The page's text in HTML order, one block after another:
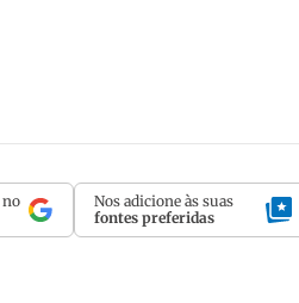
no
Nos adicione às suas
fontes preferidas